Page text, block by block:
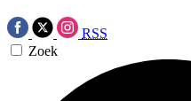
RSS
Zoek